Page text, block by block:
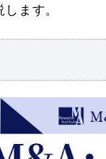
ます。
ト
特徴